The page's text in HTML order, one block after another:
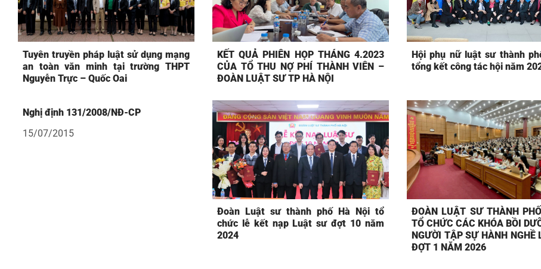
Tuyên truyền pháp luật sử dụng mạng
an toàn văn minh tại trường THPT
Nguyễn Trực – Quốc Oai
KẾT QUẢ PHIÊN HỌP THÁNG 4.2023
CỦA TỔ THU NỢ PHÍ THÀNH VIÊN –
ĐOÀN LUẬT SƯ TP HÀ NỘI
Hội phụ nữ luật sư thành
tổng kết công tác hội năm
Nghị định 131/2008/NĐ-CP
15/07/2015
Đoàn Luật sư thành phố Hà Nội tổ
chức lễ kết nạp Luật sư đợt 10 năm
2024
ĐOÀN LUẬT SƯ THÀNH
TỔ CHỨC CÁC KHÓA BỒI
NGƯỜI TẬP SỰ HÀNH NGHỀ
ĐỢT 1 NĂM 2026